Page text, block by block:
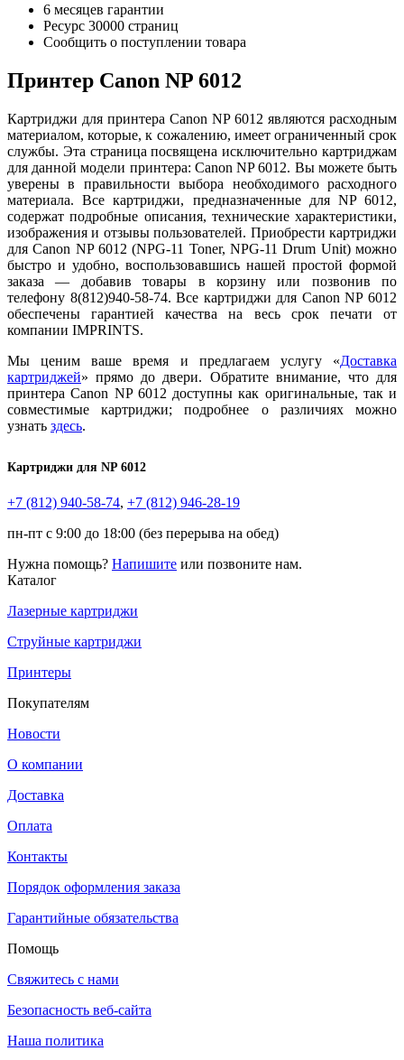
6 месяцев гарантии
Ресурс 30000 страниц
Сообщить о поступлении товара
Принтер Canon NP 6012
Картриджи для принтера Canon NP 6012 являются расходным
материалом, которые, к сожалению, имеет ограниченный срок
службы. Эта страница посвящена исключительно картриджам
для данной модели принтера: Canon NP 6012. Вы можете быть
уверены в правильности выбора необходимого расходного
материала. Все картриджи, предназначенные для NP 6012,
содержат подробные описания, технические характеристики,
изображения и отзывы пользователей. Приобрести картриджи
для Canon NP 6012 (NPG-11 Toner, NPG-11 Drum Unit) можно
быстро и удобно, воспользовавшись нашей простой формой
заказа — добавив товары в корзину или позвонив по
телефону 8(812)940-58-74. Все картриджи для Canon NP 6012
обеспечены гарантией качества на весь срок печати от
компании IMPRINTS.
Мы ценим ваше время и предлагаем услугу «Доставка
картриджей» прямо до двери. Обратите внимание, что для
принтера Canon NP 6012 доступны как оригинальные, так и
совместимые картриджи; подробнее о различиях можно
узнать здесь.
Картриджи для NP 6012
+7 (812) 940-58-74, +7 (812) 946-28-19
пн-пт с 9:00 до 18:00 (без перерыва на обед)
Нужна помощь? Напишите или позвоните нам.
Каталог
Лазерные картриджи
Струйные картриджи
Принтеры
Покупателям
Новости
О компании
Доставка
Оплата
Контакты
Порядок оформления заказа
Гарантийные обязательства
Помощь
Свяжитесь с нами
Безопасность веб-сайта
Наша политика